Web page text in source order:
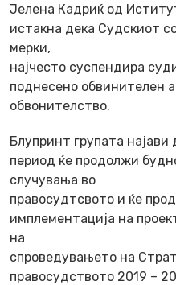
Јелена Кадриќ од
истакна дека Судскиот
мерки,
најчесто суспендира
поднесено обвинителен
обвонителство.
Блупринт групата
период ќе продолжи
случувања во
правосудтсвото и ќе
имплементација на
на
спроведувањето на
правосудството 2019 –